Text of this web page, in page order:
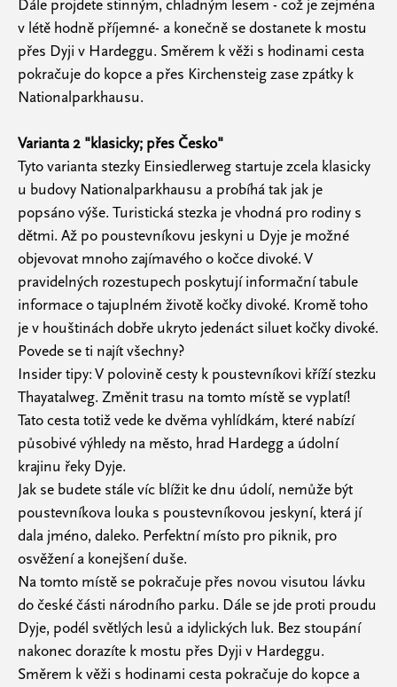
Dále projdete stinným, chladným lesem - což je zejména
v létě hodně příjemné- a konečně se dostanete k mostu
přes Dyji v Hardeggu. Směrem k věži s hodinami cesta
pokračuje do kopce a přes Kirchensteig zase zpátky k
Nationalparkhausu.
Varianta 2 "klasicky; přes Česko"
Tyto varianta stezky Einsiedlerweg startuje zcela klasicky
u budovy Nationalparkhausu a probíhá tak jak je
popsáno výše. Turistická stezka je vhodná pro rodiny s
dětmi. Až po poustevníkovu jeskyni u Dyje je možné
objevovat mnoho zajímavého o kočce divoké. V
pravidelných rozestupech poskytují informační tabule
informace o tajuplném životě kočky divoké. Kromě toho
je v houštinách dobře ukryto jedenáct siluet kočky divoké.
Povede se ti najít všechny?
Insider tipy: V polovině cesty k poustevníkovi kříží stezku
Thayatalweg. Změnit trasu na tomto místě se vyplatí!
Tato cesta totiž vede ke dvěma vyhlídkám, které nabízí
působivé výhledy na město, hrad Hardegg a údolní
krajinu řeky Dyje.
Jak se budete stále víc blížit ke dnu údolí, nemůže být
poustevníkova louka s poustevníkovou jeskyní, která jí
dala jméno, daleko. Perfektní místo pro piknik, pro
osvěžení a konejšení duše.
Na tomto místě se pokračuje přes novou visutou lávku
do české části národního parku. Dále se jde proti proudu
Dyje, podél světlých lesů a idylických luk. Bez stoupání
nakonec dorazíte k mostu přes Dyji v Hardeggu.
Směrem k věži s hodinami cesta pokračuje do kopce a